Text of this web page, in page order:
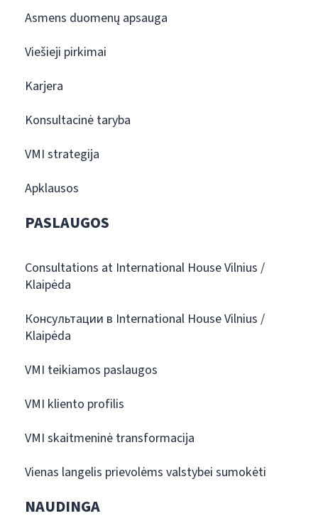
Asmens duomenų apsauga
Viešieji pirkimai
Karjera
Konsultacinė taryba
VMI strategija
Apklausos
PASLAUGOS
Consultations at International House Vilnius /
Klaipėda
Консультации в International House Vilnius /
Klaipėda
VMI teikiamos paslaugos
VMI kliento profilis
VMI skaitmeninė transformacija
Vienas langelis prievolėms valstybei sumokėti
NAUDINGA